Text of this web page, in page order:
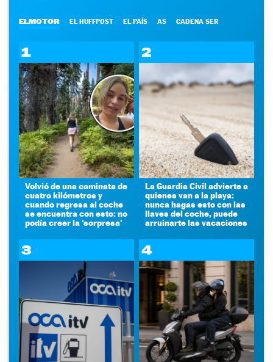
ELMOTOR EL HUFFPOST EL PAÍS AS CADENA SER
1
Volvió de una caminata de
cuatro kilómetros y
cuando regresa al coche
se encuentra con esto: no
podía creer la 'sorpresa'
2
La Guardia Civil advierte a
quienes van a la playa:
nunca hagas esto con las
llaves del coche, puede
arruinarte las vacaciones
3 4